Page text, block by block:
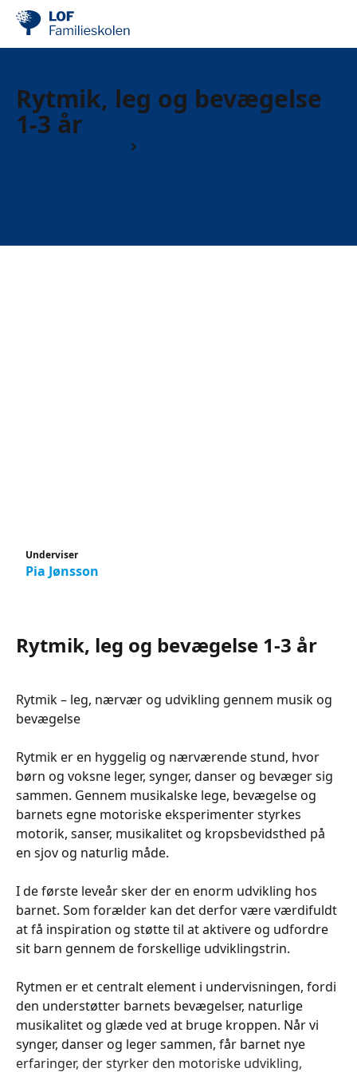
Rytmik, leg og bevægelse
1-3 år
Underviser
Pia Jønsson
Rytmik, leg og bevægelse 1-3 år
Rytmik – leg, nærvær og udvikling gennem musik og
bevægelse
Rytmik er en hyggelig og nærværende stund, hvor
børn og voksne leger, synger, danser og bevæger sig
sammen. Gennem musikalske lege, bevægelse og
barnets egne motoriske eksperimenter styrkes
motorik, sanser, musikalitet og kropsbevidsthed på
en sjov og naturlig måde.
I de første leveår sker der en enorm udvikling hos
barnet. Som forælder kan det derfor være værdifuldt
at få inspiration og støtte til at aktivere og udfordre
sit barn gennem de forskellige udviklingstrin.
Rytmen er et centralt element i undervisningen, fordi
den understøtter barnets bevægelser, naturlige
musikalitet og glæde ved at bruge kroppen. Når vi
synger, danser og leger sammen, får barnet nye
erfaringer, der styrker den motoriske udvikling,